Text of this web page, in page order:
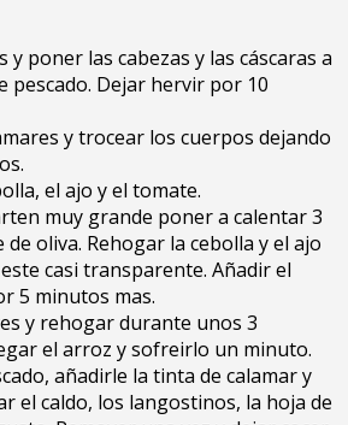
poner las cabezas y las cáscaras a
pescado. Dejar hervir por 10
y trocear los cuerpos dejando
el ajo y el tomate.
muy grande poner a calentar 3
de oliva. Rehogar la cebolla y el ajo
casi transparente. Añadir el
5 minutos mas.
y rehogar durante unos 3
el arroz y sofreirlo un minuto.
añadirle la tinta de calamar y
el caldo, los langostinos, la hoja de